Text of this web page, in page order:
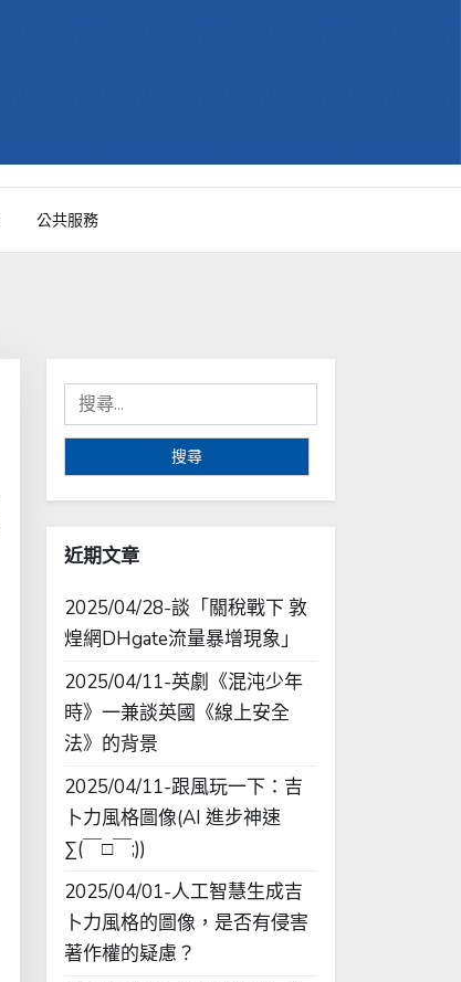
公共服務
搜
尋
近期文章
2025/04/28-談「關稅戰下 敦
煌網DHgate流量暴增現象」
2025/04/11-英劇《混沌少年
時》一兼談英國《線上安全
法》的背景
2025/04/11-跟風玩一下：吉
卜力風格圖像(AI 進步神速
∑(￣□￣;))
2025/04/01-人工智慧生成吉
卜力風格的圖像，是否有侵害
著作權的疑慮？